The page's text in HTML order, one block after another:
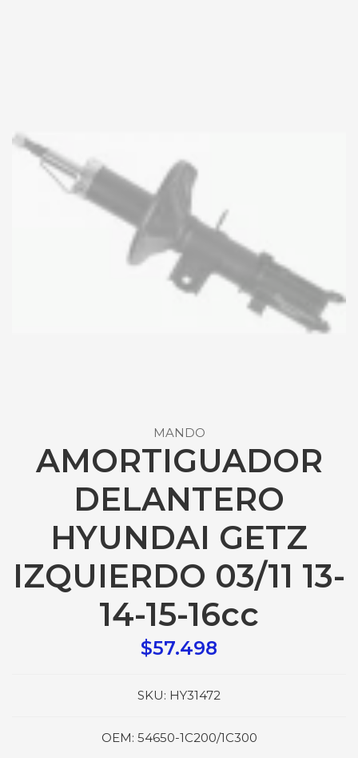
MANDO
AMORTIGUADOR
DELANTERO
HYUNDAI GETZ
IZQUIERDO 03/11 13-
14-15-16cc
$57.498
SKU: HY31472
OEM: 54650-1C200/1C300